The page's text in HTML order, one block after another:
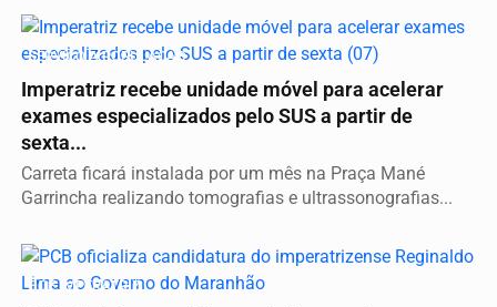
SERVIÇO A POPULAÇÃO
Imperatriz recebe unidade móvel para acelerar
exames especializados pelo SUS a partir de
sexta...
Carreta ficará instalada por um mês na Praça Mané
Garrincha realizando tomografias e ultrassonografias...
É DE IMPERATRIZ